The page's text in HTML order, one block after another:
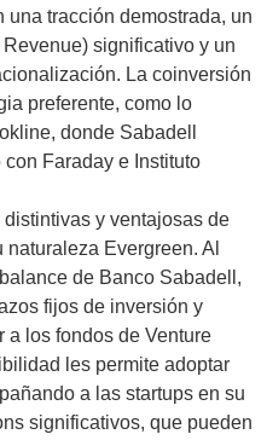
una tracción demostrada, un
significativo y un
La coinversión
preferente, como lo
donde Sabadell
Faraday e Instituto
y ventajosas de
Evergreen. Al
de Banco Sabadell,
fijos de inversión y
los fondos de Venture
les permite adoptar
a las startups en su
significativos, que pueden